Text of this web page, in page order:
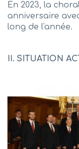
En 2023, la
anniversaire
long de l'année.
II. SITUATION